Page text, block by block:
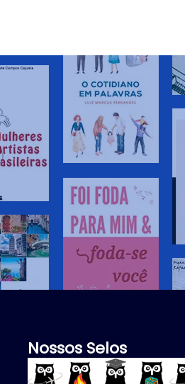
Nossos Selos